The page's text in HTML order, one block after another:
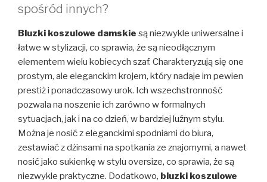
spośród innych?
Bluzki koszulowe damskie są niezwykle uniwersalne i
łatwe w stylizacji, co sprawia, że są nieodłącznym
elementem wielu kobiecych szaf. Charakteryzują się one
prostym, ale eleganckim krojem, który nadaje im pewien
prestiż i ponadczasowy urok. Ich wszechstronność
pozwala na noszenie ich zarówno w formalnych
sytuacjach, jak i na co dzień, w bardziej luźnym stylu.
Można je nosić z eleganckimi spodniami do biura,
zestawiać z dżinsami na spotkania ze znajomymi, a nawet
nosić jako sukienkę w stylu oversize, co sprawia, że są
niezwykle praktyczne. Dodatkowo, bluzki koszulowe